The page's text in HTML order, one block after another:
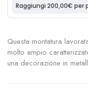
Questa montatura
molto ampio
una decorazione in